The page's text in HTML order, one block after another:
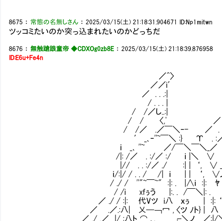
8675 ： 常態の名無しさん ：2025/03/15(土) 21:18:31.904671 ID:Np1mitwn
ツッコミたいのか突っ込まれたいのかどっちだ
8676 ：無触蹌踉童帝 ◆CDXOg0zb8E ：2025/03/15(土) 21:18:39.876958
ID:E6u+Fe4n
／^〉
／／i′
／ . . .:|
/ . . . |
/ /／し..:| . :
/ / 〈,ﾟ ／ . .:
/ /／ .／￣＼‐- ／ . .:／.
′ _､‐''~￣＼ :} Υ . :／
ｉ _､ ''~ ／/￣＼￣＼_／ .
/|: /／ . :/／ :/ ｉ |＼ ∨
|// . . :/／ ./ :| | ‘, ∨
ｉ/:|/ / . . / /| ｉ | | ‘, ∨
/ ./ / ''"~￣~" :|: . |∧ｉ :|: ﾔ
/ /i xfぅう㍉ |:. . /￣＼|: .
／ ./ / :|: 代Vツ i八 ｘぅ㍉ | :|: ‘, ﾆ
／ .／.:八| 乂─￢冖 , 〈ツ ﾉト} | 八
／ ./ .／ |/ :八ト ⌒ ､,_ ┌＼ノ ／:|/＼＿ やぁ、